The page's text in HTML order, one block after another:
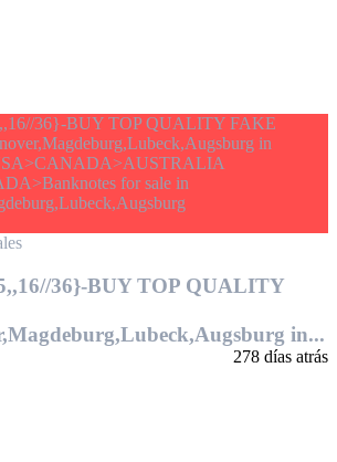
36}-BUY TOP QUALITY
in...
278 días atrás